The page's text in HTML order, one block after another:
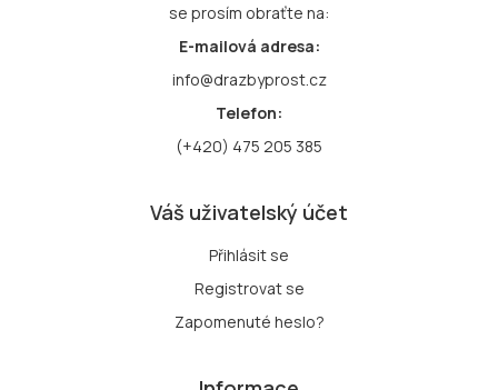
se prosím obraťte na:
E-mailová adresa:
info@drazbyprost.cz
Telefon:
(+420) 475 205 385
Váš uživatelský účet
Přihlásit se
Registrovat se
Zapomenuté heslo?